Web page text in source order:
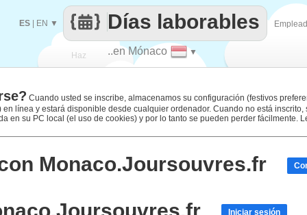
Haz
que
..en Mónaco ▼
Días laborables
ES EN ▼
Cuando usted se inscribe, almacenamos su configuración (festivos
línea y estará disponible desde cualquier ordenador. Cuando no está inscrito,
en su PC local (el uso de cookies) y por lo tanto se pueden perder fácilmente.
Monaco.Joursouvres.fr
Iniciar sesión